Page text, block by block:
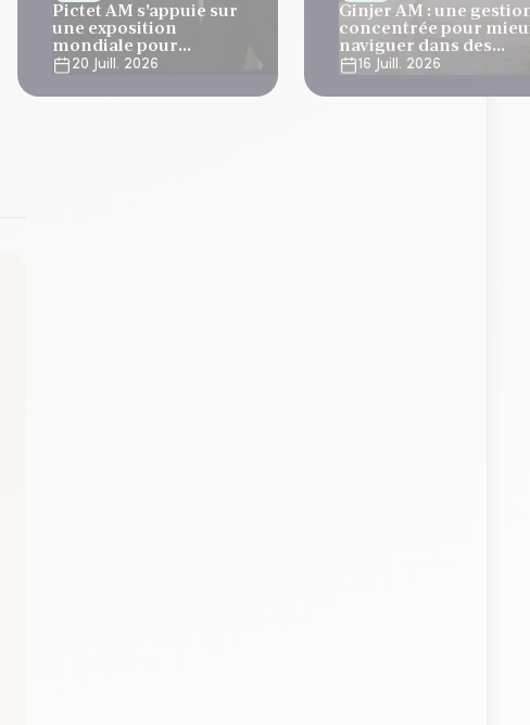
Pictet AM s'appuie sur
une exposition
mondiale pour
développer ses
stratégies long/short
20 Juill. 2026
Ginjer AM : une
concentrée pour
naviguer dans des
marchés volatils
16 Juill. 2026